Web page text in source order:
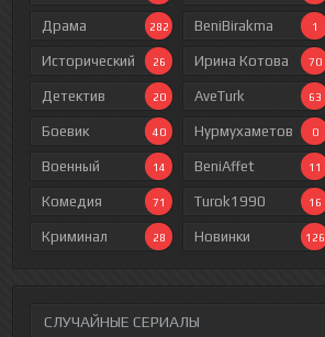
Драма 282
Исторический 26
Детектив 20
Боевик 40
Военный 14
Комедия 71
Криминал 28
BeniBirakma 1
Ирина Котова 70
AveTurk 63
Нурмухаметов 0
BeniAffet 11
Turok1990 16
Новинки 126
СЛУЧАЙНЫЕ СЕРИАЛЫ